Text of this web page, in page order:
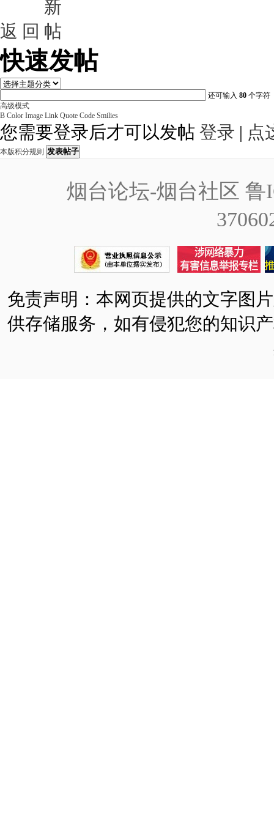
返 回
快速发帖
还可输入80 个字符
高级模式
B Color Image Link Quote Code Smilies
您需要登录后才可以发帖 登录 | 点
本版积分规则 发表帖子
烟台论坛-烟台社区 鲁
免责声明：本网页提供的文字图
供存储服务，如有侵犯您的知识